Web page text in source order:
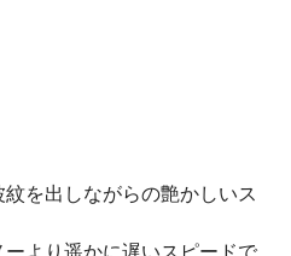
を出しながらの艶かしいス
より遥かに遅いスピードで